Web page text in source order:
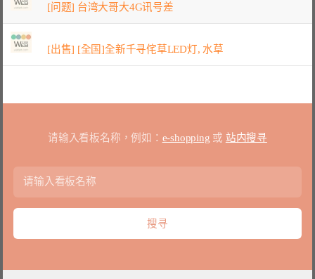
[问题] 台湾大哥大4G讯号差
[出售] [全国]全新千寻侘草LED灯, 水草
请输入看板名称，例如： e-shopping 或 站内搜寻